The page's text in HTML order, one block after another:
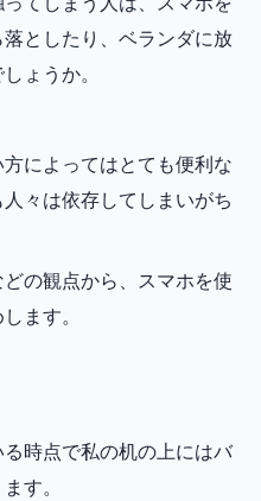
としたり、ベランダに放
ょうか。
によってはとても便利な
々は依存してしまいがち
の観点から、スマホを使
ます。
時点で私の机の上にはバ
す。